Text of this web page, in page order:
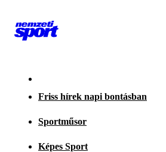
Friss hírek napi bontásban
Sportműsor
Képes Sport